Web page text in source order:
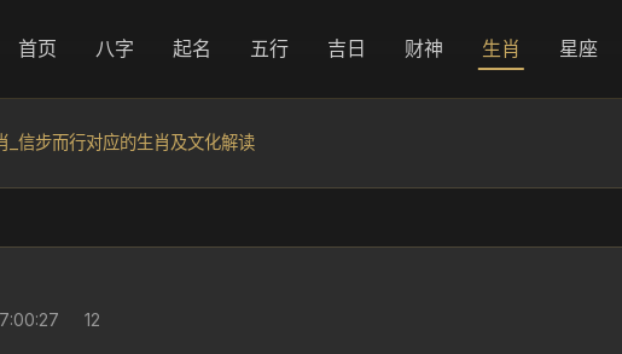
首页 八字 起名 五行 吉日 财神 生肖 星座
_信步而行对应的生肖及文化解读
12